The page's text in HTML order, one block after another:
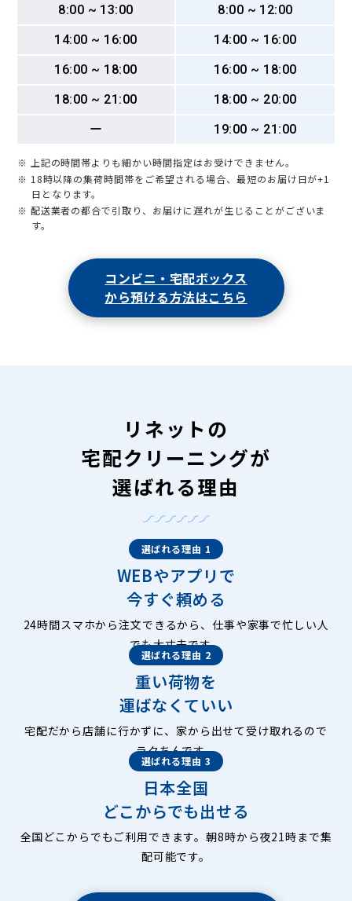
8:00 ~ 13:00
8:00 ~ 12:00
14:00 ~ 16:00
14:00 ~ 16:00
16:00 ~ 18:00
16:00 ~ 18:00
18:00 ~ 21:00
18:00 ~ 20:00
ー
19:00 ~ 21:00
※ 上記の時間帯よりも細かい時間指定はお受けできません。
※ 18時以降の集荷時間帯をご希望される場合、最短のお届け日が+1
日となります。
※ 配送業者の都合で引取り、お届けに遅れが生じることがございま
す。
コンビニ・宅配ボックス
から預ける方法はこちら
リネットの
宅配クリーニングが
選ばれる理由
選ばれる理由 1
WEBやアプリで
今すぐ頼める
24時間スマホから注文できるから、仕事や家事で忙しい人
でも大丈夫です。
選ばれる理由 2
重い荷物を
運ばなくていい
宅配だから店舗に行かずに、家から出せて受け取れるので
ラクちんです。
選ばれる理由 3
日本全国
どこからでも出せる
全国どこからでもご利用できます。朝8時から夜21時まで集
配可能です。